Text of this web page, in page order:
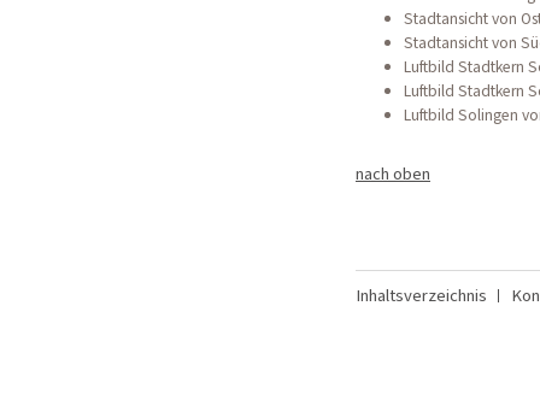
Stadtansicht von
Stadtansicht von
Luftbild Stadtkern
Luftbild Stadtkern
Luftbild Solingen
nach oben
Inhaltsverzeichnis